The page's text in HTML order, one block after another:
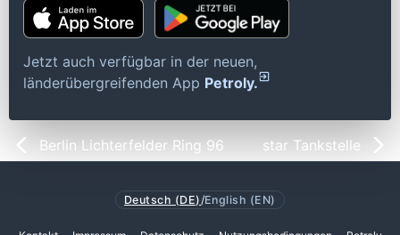
Jetzt auch verfügbar in der neuen,
länderübergreifenden App Petroly.
Berlin Lichterfelder Ring 96 star Tankstelle
Deutsch (DE) /English (EN)